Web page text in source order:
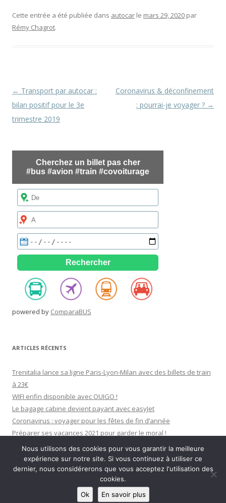
Cette entrée a été publiée dans autocar le mars 29, 2020 par
Rémy Chagrot.
Navigation
des
articles
← Transport par autocar :
bilan positif pour le 3e
trimestre 2019
Coronavirus & déconfinement
: pourrai-je voyager ? →
powered by ComparaBUS
ARTICLES RÉCENTS
Trenitalia lance sa ligne Paris-Lyon-Milan avec des billets de train
à 23€
WIFI enfin disponible avec OUIGO !
Le bagage cabine devient payant avec easyJet
Coronavirus : voyager pour les fêtes de fin d’année
Préparer ses vacances 2021 pour garder le moral !
Fièrement propulsé par WordPress
Nous utilisons des cookies pour vous garantir la meilleure
expérience sur notre site. Si vous continuez à utiliser ce
dernier, nous considérerons que vous acceptez l'utilisation des
cookies.
Ok
En savoir plus